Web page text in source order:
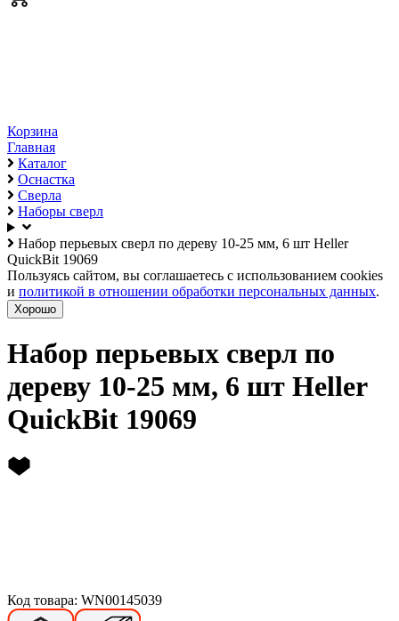
Корзина
Главная
Каталог
Оснастка
Сверла
Наборы сверл
Набор перьевых сверл по дереву 10-25 мм, 6 шт Heller
QuickBit 19069
Пользуясь сайтом, вы соглашаетесь с использованием cookies
и политикой в отношении обработки персональных данных.
Хорошо
Набор перьевых сверл по
дереву 10-25 мм, 6 шт Heller
QuickBit 19069
Код товара: WN00145039